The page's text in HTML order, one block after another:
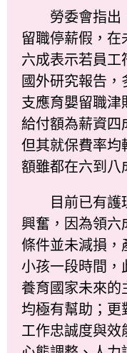
勞委會指出，
留職停薪假，在
六成表示若員工
國外研究報告
支應育嬰留職津
給付額為薪資四
但其就保費率均
額雖都在六到八
目前已有護理
興奮，因為領六
條件並未減損，
小孩一段時間，
養育國家未來的
均極有幫助；更
工作忠誠度與效